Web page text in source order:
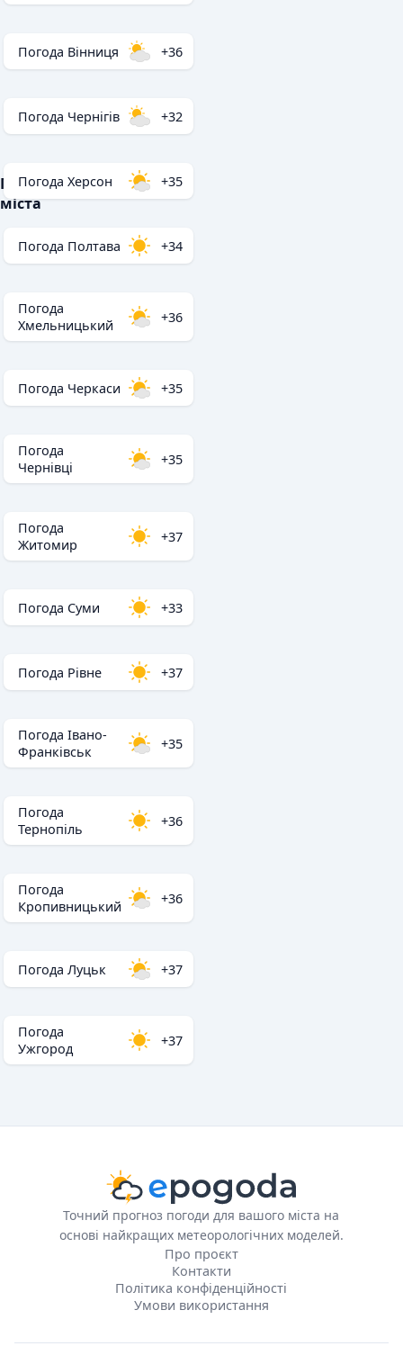
Популярні
міста
Погода Вінниця +36
Погода Чернігів +32
Погода Херсон +35
Погода Полтава +34
Погода
Хмельницький
+36
Погода Черкаси +35
Погода
Чернівці
+35
Погода
Житомир
+37
Погода Суми +33
Погода Рівне +37
Погода Івано-
Франківськ
+35
Погода
Тернопіль
+36
Погода
Кропивницький
+36
Погода Луцьк +37
Погода
Ужгород
+37
Точний прогноз погоди для вашого міста на
основі найкращих метеорологічних моделей.
Про проєкт
Контакти
Політика конфіденційності
Умови використання